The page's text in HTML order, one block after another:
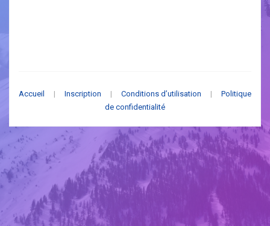
Accueil | Inscription | Conditions d’utilisation |
Politique
de confidentialité